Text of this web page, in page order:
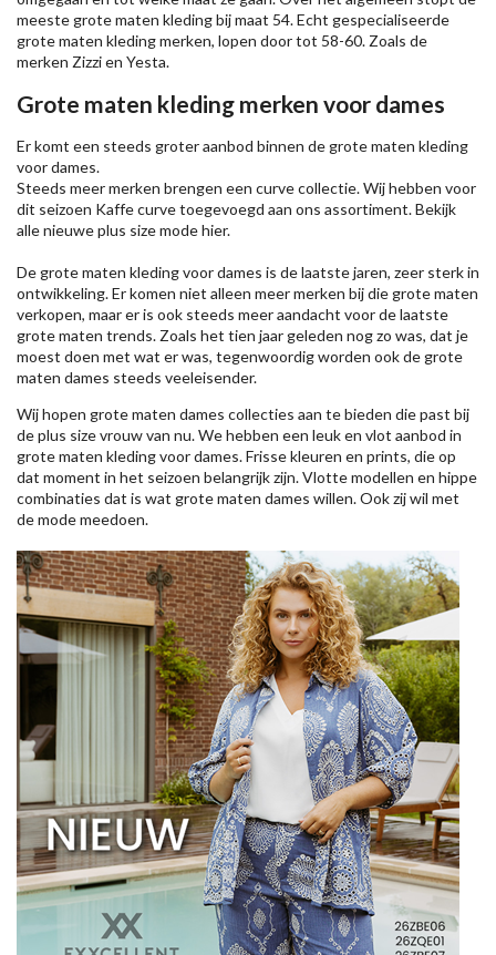
meeste grote maten kleding bij maat 54. Echt gespecialiseerde
grote maten kleding merken, lopen door tot 58-60. Zoals de
merken Zizzien Yesta.
Grote maten kleding merken voor dames
Er komt een steeds groter aanbod binnen de grote maten kleding
voor dames.
Steeds meer merken brengen een curve collectie. Wij hebben voor
dit seizoen Kaffecurve toegevoegd aan ons assortiment. Bekijk
alle nieuweplus size modehier.
De grote maten kleding voor dames is de laatste jaren, zeer sterk in
ontwikkeling. Er komen niet alleen meer merken bij die grote maten
verkopen, maar er is ook steeds meer aandacht voor de laatste
grote maten trends. Zoals het tien jaar geleden nog zo was, dat je
moest doen met wat er was, tegenwoordig worden ook de grote
maten dames steeds veeleisender.
Wij hopen grote maten dames collecties aan te bieden die past bij
de plus size vrouw van nu. We hebben een leuk en vlot aanbod in
grote maten kleding voor dames. Frisse kleuren en prints, die op
dat moment in het seizoen belangrijk zijn. Vlotte modellen en hippe
combinaties dat is wat grote maten dames willen. Ook zij wil met
de mode meedoen.